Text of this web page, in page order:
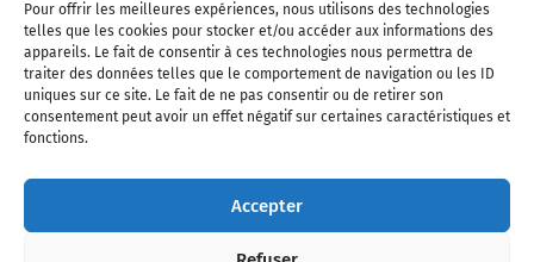
Pour offrir les meilleures expériences, nous utilisons des technologies
telles que les cookies pour stocker et/ou accéder aux informations des
appareils. Le fait de consentir à ces technologies nous permettra de
traiter des données telles que le comportement de navigation ou les ID
uniques sur ce site. Le fait de ne pas consentir ou de retirer son
consentement peut avoir un effet négatif sur certaines caractéristiques et
fonctions.
Accepter
Qui sommes-nous ? Nous contacter
Partenaires
Mentions légales
CGV Politique de confidentialité Cookies
l'industrie aéronautique, l'aviation commerciale, l'aviation d'affaires, les